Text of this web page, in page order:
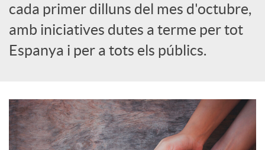
r
d
e
c
cada primer dilluns del mes d'octubre,
amb iniciatives dutes a terme per tot
Espanya i per a tots els públics.